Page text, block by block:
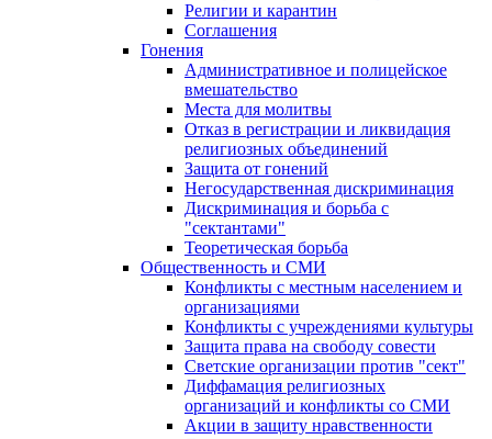
Религии и карантин
Соглашения
Гонения
Административное и полицейское
вмешательство
Места для молитвы
Отказ в регистрации и ликвидация
религиозных объединений
Защита от гонений
Негосударственная дискриминация
Дискриминация и борьба с
"сектантами"
Теоретическая борьба
Общественность и СМИ
Конфликты с местным населением и
организациями
Конфликты с учреждениями культуры
Защита права на свободу совести
Светские организации против "сект"
Диффамация религиозных
организаций и конфликты со СМИ
Акции в защиту нравственности